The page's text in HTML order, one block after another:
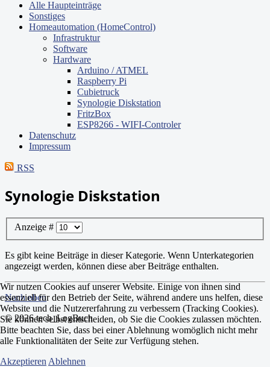
Alle Haupteinträge
Sonstiges
Homeautomation (HomeControl)
Infrastruktur
Software
Hardware
Arduino / ATMEL
Raspberry Pi
Cubietruck
Synologie Diskstation
FritzBox
ESP8266 - WIFI-Controler
Datenschutz
Impressum
RSS
Synologie Diskstation
Anzeige #
Es gibt keine Beiträge in dieser Kategorie. Wenn Unterkategorien
angezeigt werden, können diese aber Beiträge enthalten.
Nach oben
© 2026 tech_LogBuch
Wir nutzen Cookies auf unserer Website. Einige von ihnen sind
essenziell für den Betrieb der Seite, während andere uns helfen, diese
Website und die Nutzererfahrung zu verbessern (Tracking Cookies).
Sie können selbst entscheiden, ob Sie die Cookies zulassen möchten.
Bitte beachten Sie, dass bei einer Ablehnung womöglich nicht mehr
alle Funktionalitäten der Seite zur Verfügung stehen.
Akzeptieren Ablehnen